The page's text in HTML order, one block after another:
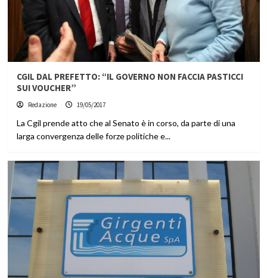
CGIL DAL PREFETTO: “IL GOVERNO NON FACCIA PASTICCI
SUI VOUCHER”
Redazione 19/05/2017
La Cgil prende atto che al Senato è in corso, da parte di una
larga convergenza delle forze politiche e...